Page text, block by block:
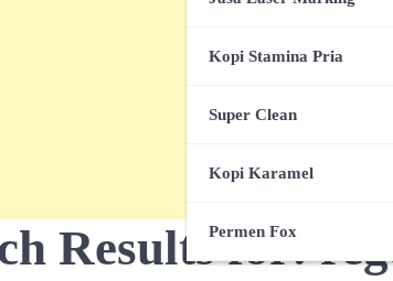
Kopi Stamina Pria
Super Clean
Kopi Karamel
Permen Fox
Results for: